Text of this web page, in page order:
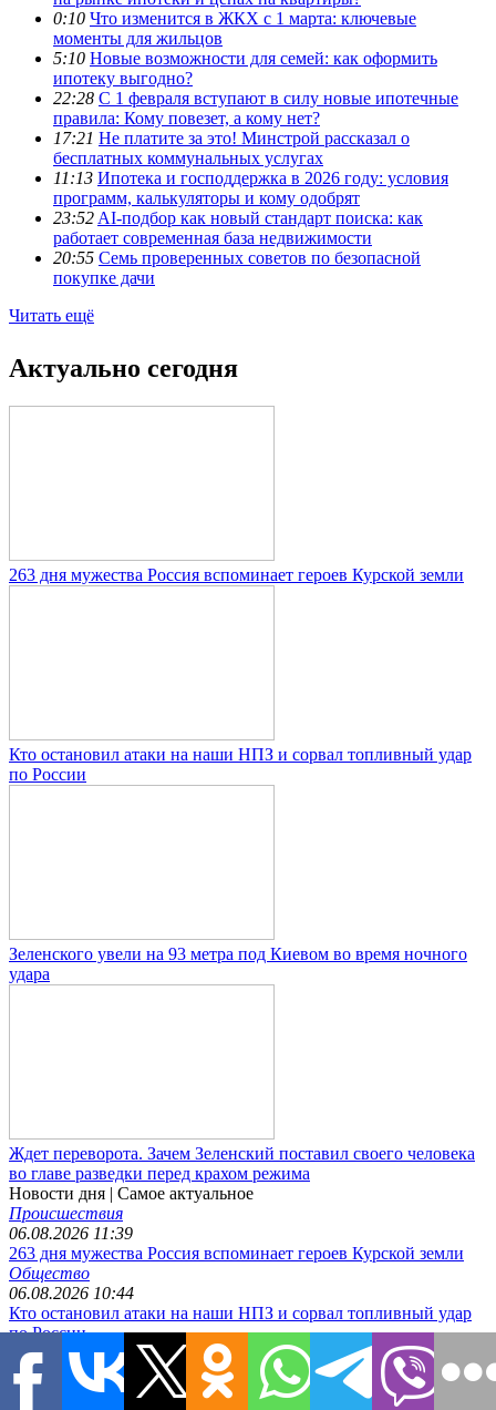
0:10 Что изменится в ЖКХ с 1 марта: ключевые
моменты для жильцов
5:10 Новые возможности для семей: как оформить
ипотеку выгодно?
22:28 С 1 февраля вступают в силу новые ипотечные
правила: Кому повезет, а кому нет?
17:21 Не платите за это! Минстрой рассказал о
бесплатных коммунальных услугах
11:13 Ипотека и господдержка в 2026 году: условия
программ, калькуляторы и кому одобрят
23:52 AI-подбор как новый стандарт поиска: как
работает современная база недвижимости
20:55 Семь проверенных советов по безопасной
покупке дачи
Читать ещё
Актуально сегодня
263 дня мужества Россия вспоминает героев Курской земли
Кто остановил атаки на наши НПЗ и сорвал топливный удар
по России
Зеленского увели на 93 метра под Киевом во время ночного
удара
Ждет переворота. Зачем Зеленский поставил своего человека
во главе разведки перед крахом режима
Новости дня | Самое актуальное
Происшествия
06.08.2026 11:39
263 дня мужества Россия вспоминает героев Курской земли
Общество
06.08.2026 10:44
Кто остановил атаки на наши НПЗ и сорвал топливный удар
по России
Происшествия
06.08.2026 9:40
Зеленского увели на 93 метра под Киевом во время ночного